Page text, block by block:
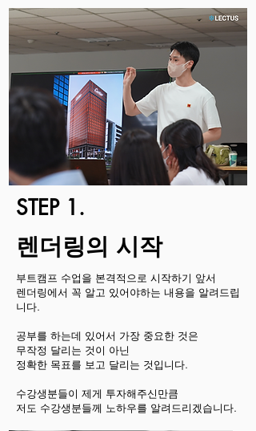
STEP 1.
​렌더링의 시작
부트캠프 수업을 본격적으로 시작하기 앞서
렌더링에서 꼭 알고 있어야하는 내용을 알려드립
니다.
공부를 하는데 있어서 가장 중요한 것은
무작정 달리는 것이 아닌
정확한 목표를 보고 달리는 것입니다.
수강생분들이 제게 투자해주신만큼
​저도 수강생분들께 노하우를 알려드리겠습니다.